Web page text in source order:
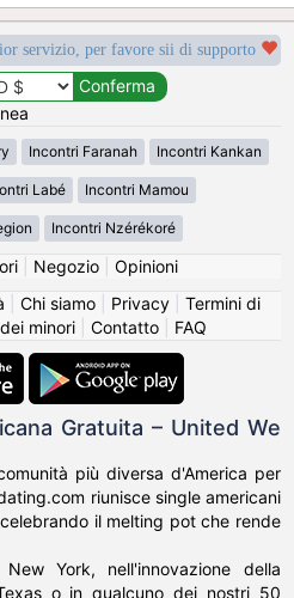
servizio, per favore sii di supporto
Incontri Faranah Incontri Kankan
Labé Incontri Mamou
Incontri Nzérékoré
| Negozio| Opinioni
Chi siamo| Privacy| Termini di
minori| Contatto| FAQ
Gratuita – United We
più diversa d'America per
riunisce single americani
il melting pot che rende
York, nell'innovazione della
o in qualcuno dei nostri 50